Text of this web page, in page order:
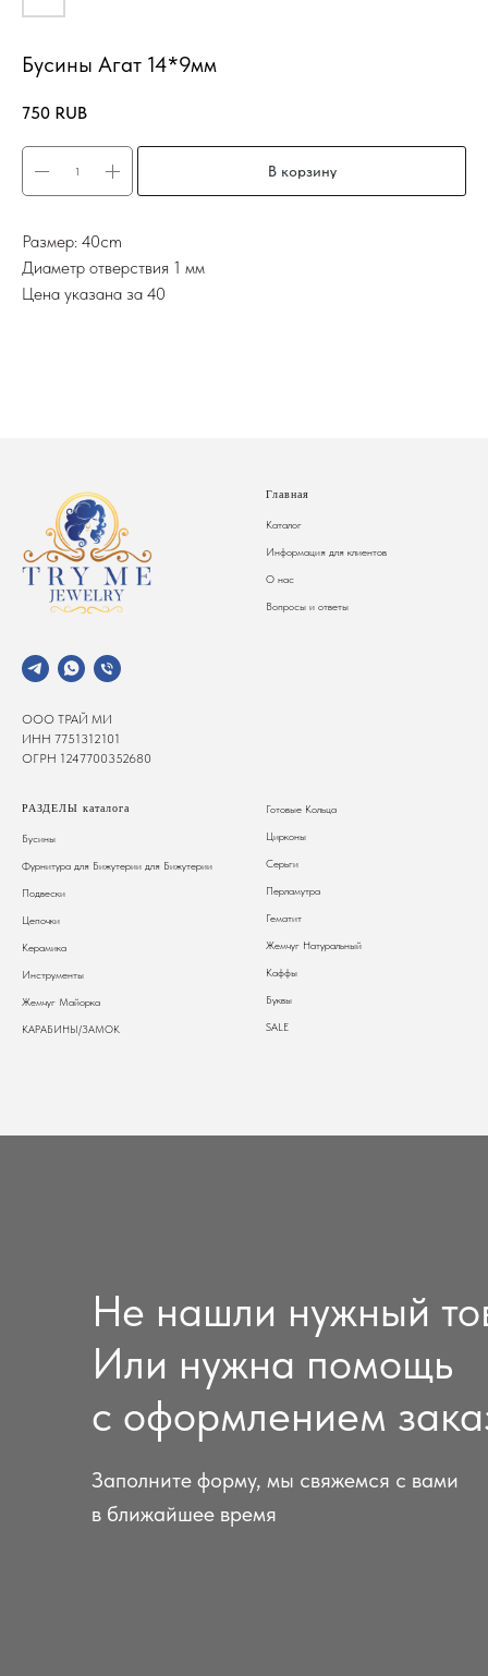
Бусины Агат 14*9мм
750 RUB
В корзину
Размер: 40cm
Диаметр отверствия 1 мм
Цена указана за 40
ООО ТРАЙ МИ
ИНН 7751312101
ОГРН 1247700352680
Главная
Каталог
Информация для клиентов
О нас
Вопросы и ответы
РАЗДЕЛЫ каталога
Бусины
Фурнитура для Бижутерии для Бижутерии
Подвески
Цепочки
Керамика
Инструменты
Жемчуг Майорка
КАРАБИНЫ/ЗАМОК
Готовые Кольца
Цирконы
Серьги
Перламутра
Гематит
Жемчуг Натуральный
Каффы
Буквы
SALE
Не нашли нужный
Или нужна помощь
с оформлением
Заполните форму, мы свяжемся с вами
в ближайшее время